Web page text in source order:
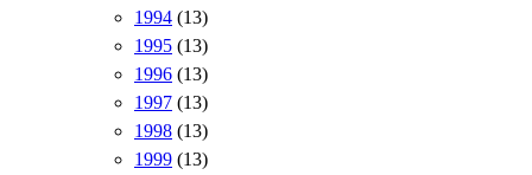
1994 (13)
1995 (13)
1996 (13)
1997 (13)
1998 (13)
1999 (13)